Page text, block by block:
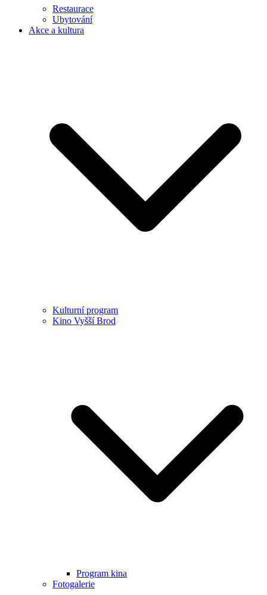
Restaurace
Ubytování
Akce a kultura
Kulturní program
Kino Vyšší Brod
Program kina
Fotogalerie